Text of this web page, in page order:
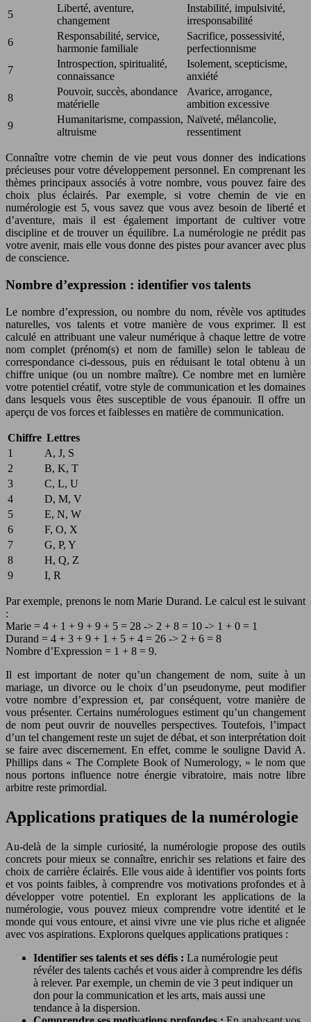
5
Liberté, aventure,
changement
Instabilité, impulsivité,
irresponsabilité
6
Responsabilité, service,
harmonie familiale
Sacrifice, possessivité,
perfectionnisme
7
Introspection, spiritualité,
connaissance
Isolement, scepticisme,
anxiété
8
Pouvoir, succès, abondance
matérielle
Avarice, arrogance,
ambition excessive
9
Humanitarisme, compassion,
altruisme
Naïveté, mélancolie,
ressentiment
Connaître votre chemin de vie peut vous donner des indications
précieuses pour votre développement personnel. En comprenant les
thèmes principaux associés à votre nombre, vous pouvez faire des
choix plus éclairés. Par exemple, si votre chemin de vie en
numérologie est 5, vous savez que vous avez besoin de liberté et
d’aventure, mais il est également important de cultiver votre
discipline et de trouver un équilibre. La numérologie ne prédit pas
votre avenir, mais elle vous donne des pistes pour avancer avec plus
de conscience.
Nombre d’expression : identifier vos talents
Le nombre d’expression, ou nombre du nom, révèle vos aptitudes
naturelles, vos talents et votre manière de vous exprimer. Il est
calculé en attribuant une valeur numérique à chaque lettre de votre
nom complet (prénom(s) et nom de famille) selon le tableau de
correspondance ci-dessous, puis en réduisant le total obtenu à un
chiffre unique (ou un nombre maître). Ce nombre met en lumière
votre potentiel créatif, votre style de communication et les domaines
dans lesquels vous êtes susceptible de vous épanouir. Il offre un
aperçu de vos forces et faiblesses en matière de communication.
Chiffre Lettres
1
A, J, S
2
B, K, T
3
C, L, U
4
D, M, V
5
E, N, W
6
F, O, X
7
G, P, Y
8
H, Q, Z
9
I, R
Par exemple, prenons le nom Marie Durand. Le calcul est le suivant
:
Marie = 4 + 1 + 9 + 9 + 5 = 28 -> 2 + 8 = 10 -> 1 + 0 = 1
Durand = 4 + 3 + 9 + 1 + 5 + 4 = 26 -> 2 + 6 = 8
Nombre d’Expression = 1 + 8 = 9.
Il est important de noter qu’un changement de nom, suite à un
mariage, un divorce ou le choix d’un pseudonyme, peut modifier
votre nombre d’expression et, par conséquent, votre manière de
vous présenter. Certains numérologues estiment qu’un changement
de nom peut ouvrir de nouvelles perspectives. Toutefois, l’impact
d’un tel changement reste un sujet de débat, et son interprétation doit
se faire avec discernement. En effet, comme le souligne David A.
Phillips dans « The Complete Book of Numerology, » le nom que
nous portons influence notre énergie vibratoire, mais notre libre
arbitre reste primordial.
Applications pratiques de la numérologie
Au-delà de la simple curiosité, la numérologie propose des outils
concrets pour mieux se connaître, enrichir ses relations et faire des
choix de carrière éclairés. Elle vous aide à identifier vos points forts
et vos points faibles, à comprendre vos motivations profondes et à
développer votre potentiel. En explorant les applications de la
numérologie, vous pouvez mieux comprendre votre identité et le
monde qui vous entoure, et ainsi vivre une vie plus riche et alignée
avec vos aspirations. Explorons quelques applications pratiques :
Identifier ses talents et ses défis : La numérologie peut
révéler des talents cachés et vous aider à comprendre les défis
à relever. Par exemple, un chemin de vie 3 peut indiquer un
don pour la communication et les arts, mais aussi une
tendance à la dispersion.